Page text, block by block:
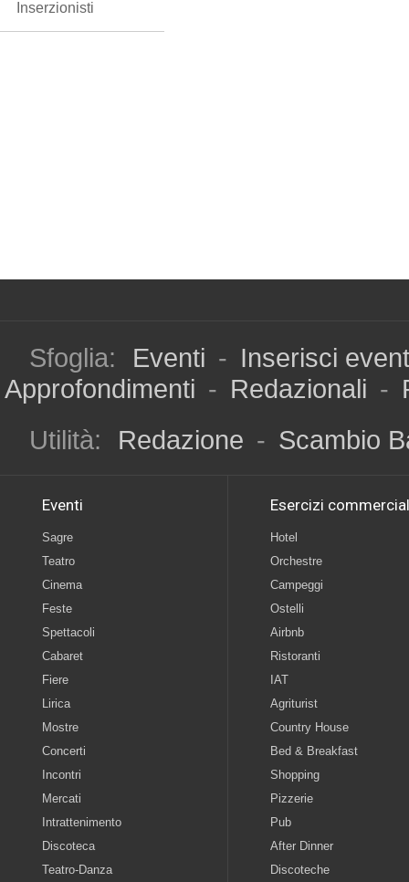
Inserzionisti
Sfoglia: Eventi - Inserisci
Approfondimenti - Redazionali -
Utilità:
Redazione - Scambio
Eventi
Sagre
Teatro
Cinema
Feste
Spettacoli
Cabaret
Fiere
Lirica
Mostre
Concerti
Incontri
Mercati
Intrattenimento
Discoteca
Teatro-Danza
Esercizi
Hotel
Orchestre
Campeggi
Ostelli
Airbnb
Ristoranti
IAT
Agriturist
Country House
Bed & Breakfast
Shopping
Pizzerie
Pub
After Dinner
Discoteche